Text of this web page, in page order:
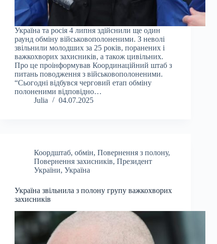
Україна та росія 4 липня здійснили ще один
раунд обміну військовополоненими. З неволі
звільнили молодших за 25 років, поранених і
важкохворих захисників, а також цивільних.
Про це проінформував Координаційний штаб з
питань поводження з військовополоненими.
“Сьогодні відбувся черговий етап обміну
полоненими відповідно…
Julia
04.07.2025
Коордштаб, обмін, Повернення з полону,
Повернення захисників, Президент
України, Україна
Україна звільнила з полону групу важкохворих
захисників